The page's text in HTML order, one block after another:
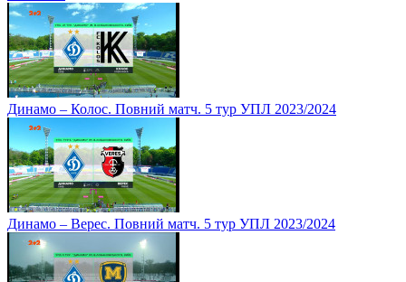
Динамо – Колос. Повний матч. 5 тур УПЛ 2023/2024
Динамо – Верес. Повний матч. 5 тур УПЛ 2023/2024